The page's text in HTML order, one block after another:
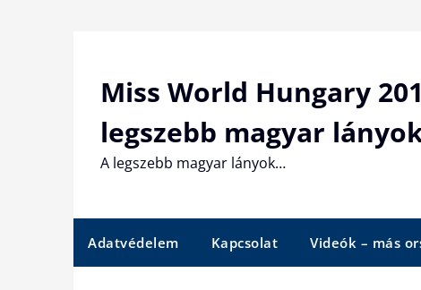
Miss World Hungary
legszebb magyar
A legszebb magyar lányok…
Adatvédelem Kapcsolat Videók – más